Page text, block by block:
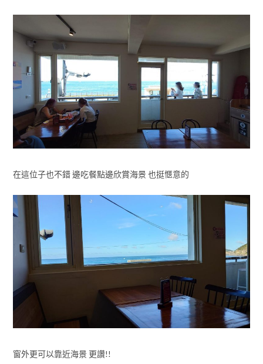
在這位子也不錯 邊吃餐點邊欣賞海景 也挺愜意的
窗外更可以靠近海景 更讚!!